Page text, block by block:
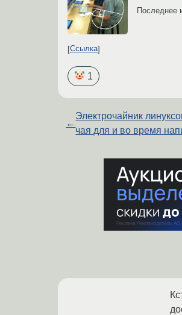
Последнее
Ссылка
1
←
Электрочайник
чая для и во время